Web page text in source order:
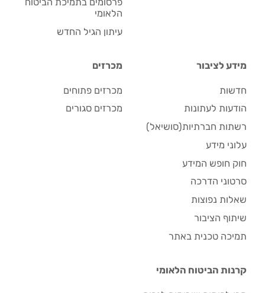
הלאומי
עיתון הגיל החדש
מידע לציבור
חדשות
הודעות לעתונות
רשתות חברתיות(סושיאל)
עלוני מידע
חוק חופש המידע
סרטוני הדרכה
שאלות נפוצות
שיתוף הציבור
תמיכה טכנית באתר
מכרזים
מכרזים פתוחים
מכרזים סגורים
קרנות הביטוח הלאומי